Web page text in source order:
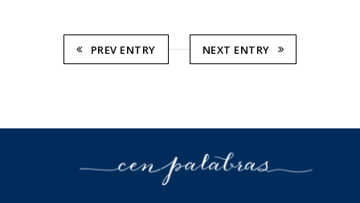
PREV ENTRY NEXT ENTRY